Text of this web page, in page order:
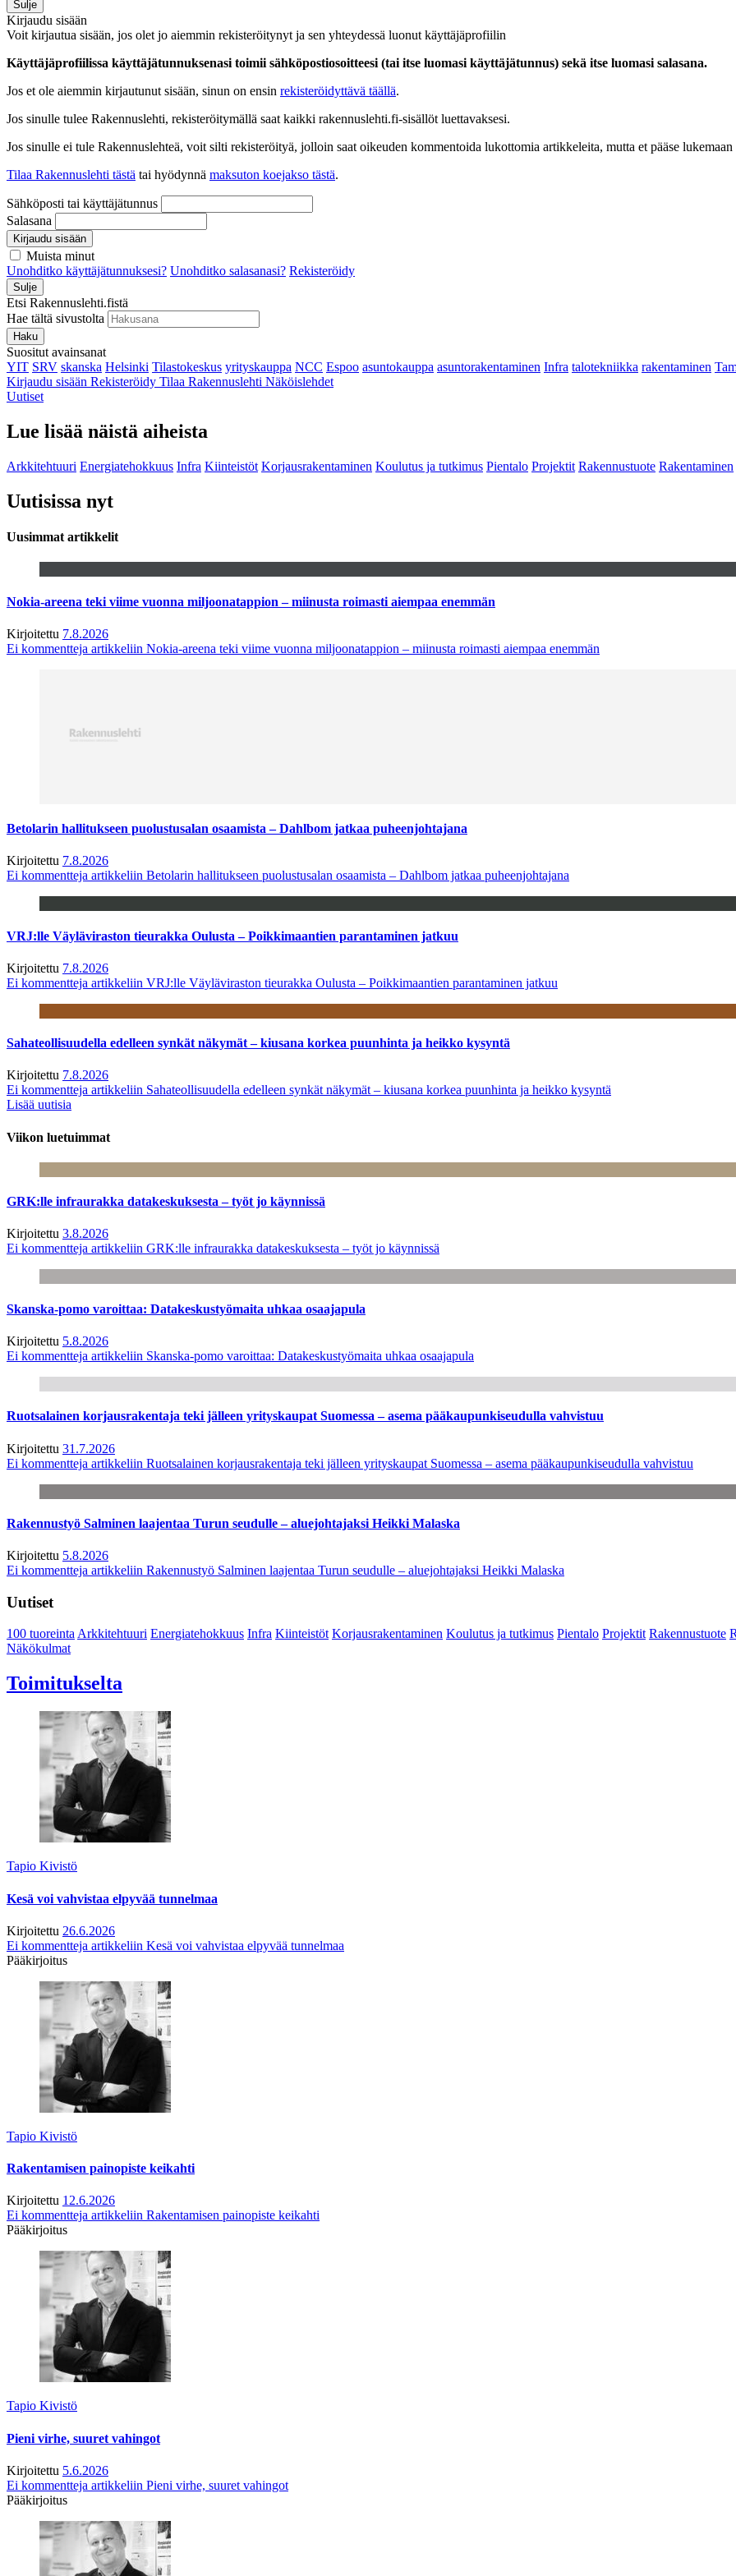
Sulje
Kirjaudu sisään
Voit kirjautua sisään, jos olet jo aiemmin rekisteröitynyt ja sen yhteydessä luonut käyttäjäprofiilin
Käyttäjäprofiilissa käyttäjätunnuksenasi toimii sähköpostiosoitteesi (tai itse luomasi käyttäjätunnus) sekä itse luomasi salasana.
Jos et ole aiemmin kirjautunut sisään, sinun on ensin rekisteröidyttävä täällä.
Jos sinulle tulee Rakennuslehti, rekisteröitymällä saat kaikki rakennuslehti.fi-sisällöt luettavaksesi.
Jos sinulle ei tule Rakennuslehteä, voit silti rekisteröityä, jolloin saat oikeuden kommentoida lukottomia artikkeleita, mutta et pääse
Tilaa Rakennuslehti tästä tai hyödynnä maksuton koejakso tästä.
Sähköposti tai käyttäjätunnus
Salasana
Kirjaudu sisään
Muista minut
Unohditko käyttäjätunnuksesi? Unohditko salasanasi? Rekisteröidy
Sulje
Etsi Rakennuslehti.fistä
Hae tältä sivustolta
Haku
Suositut avainsanat
YIT SRV skanska Helsinki Tilastokeskus yrityskauppa NCC Espoo asuntokauppa asuntorakentaminen Infra talotekniikka rakentaminen
Kirjaudu sisään Rekisteröidy Tilaa Rakennuslehti Näköislehdet
Uutiset
Lue lisää näistä aiheista
Arkkitehtuuri Energiatehokkuus Infra Kiinteistöt Korjausrakentaminen Koulutus ja tutkimus Pientalo Projektit Rakennustuote Rakentaminen
Uutisissa nyt
Uusimmat artikkelit
Nokia-areena teki viime vuonna miljoonatappion – miinusta roimasti aiempaa enemmän
Kirjoitettu 7.8.2026
Ei kommentteja artikkeliin Nokia-areena teki viime vuonna miljoonatappion – miinusta roimasti aiempaa enemmän
Betolarin hallitukseen puolustusalan osaamista – Dahlbom jatkaa puheenjohtajana
Kirjoitettu 7.8.2026
Ei kommentteja artikkeliin Betolarin hallitukseen puolustusalan osaamista – Dahlbom jatkaa puheenjohtajana
VRJ:lle Väyläviraston tieurakka Oulusta – Poikkimaantien parantaminen jatkuu
Kirjoitettu 7.8.2026
Ei kommentteja artikkeliin VRJ:lle Väyläviraston tieurakka Oulusta – Poikkimaantien parantaminen jatkuu
Sahateollisuudella edelleen synkät näkymät – kiusana korkea puunhinta ja heikko kysyntä
Kirjoitettu 7.8.2026
Ei kommentteja artikkeliin Sahateollisuudella edelleen synkät näkymät – kiusana korkea puunhinta ja heikko kysyntä
Lisää uutisia
Viikon luetuimmat
GRK:lle infraurakka datakeskuksesta – työt jo käynnissä
Kirjoitettu 3.8.2026
Ei kommentteja artikkeliin GRK:lle infraurakka datakeskuksesta – työt jo käynnissä
Skanska-pomo varoittaa: Datakeskustyömaita uhkaa osaajapula
Kirjoitettu 5.8.2026
Ei kommentteja artikkeliin Skanska-pomo varoittaa: Datakeskustyömaita uhkaa osaajapula
Ruotsalainen korjausrakentaja teki jälleen yrityskaupat Suomessa – asema pääkaupunkiseudulla vahvistuu
Kirjoitettu 31.7.2026
Ei kommentteja artikkeliin Ruotsalainen korjausrakentaja teki jälleen yrityskaupat Suomessa – asema pääkaupunkiseudulla vahvistuu
Rakennustyö Salminen laajentaa Turun seudulle – aluejohtajaksi Heikki Malaska
Kirjoitettu 5.8.2026
Ei kommentteja artikkeliin Rakennustyö Salminen laajentaa Turun seudulle – aluejohtajaksi Heikki Malaska
Uutiset
100 tuoreintaArkkitehtuuri Energiatehokkuus Infra Kiinteistöt Korjausrakentaminen Koulutus ja tutkimus Pientalo Projektit Rakennustuote
Näkökulmat
Toimitukselta
Tapio Kivistö
Kesä voi vahvistaa elpyvää tunnelmaa
Kirjoitettu 26.6.2026
Ei kommentteja artikkeliin Kesä voi vahvistaa elpyvää tunnelmaa
Pääkirjoitus
Tapio Kivistö
Rakentamisen painopiste keikahti
Kirjoitettu 12.6.2026
Ei kommentteja artikkeliin Rakentamisen painopiste keikahti
Pääkirjoitus
Tapio Kivistö
Pieni virhe, suuret vahingot
Kirjoitettu 5.6.2026
Ei kommentteja artikkeliin Pieni virhe, suuret vahingot
Pääkirjoitus